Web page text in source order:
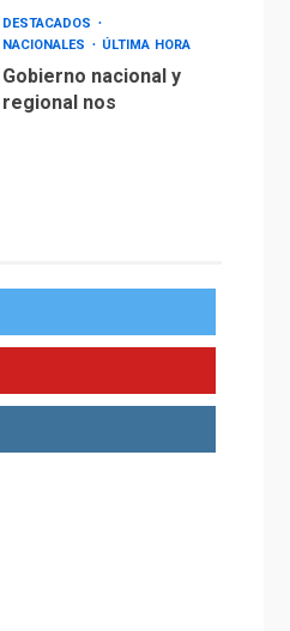
DESTACADOS
NACIONALES
ÚLTIMA HORA
Gobierno nacional y
regional nos
ÚLTIMA HORA
operaciones de carga
Aeropuerto de